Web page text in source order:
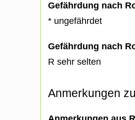
Gefährdung nach
* ungefährdet
Gefährdung nach
R sehr selten
Anmerkungen